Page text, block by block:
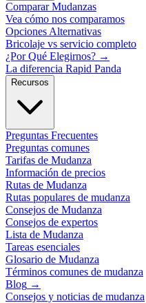
Comparar Mudanzas
Vea cómo nos comparamos
Opciones Alternativas
Bricolaje vs servicio completo
¿Por Qué Elegirnos? →
La diferencia Rapid Panda
Recursos
Preguntas Frecuentes
Preguntas comunes
Tarifas de Mudanza
Información de precios
Rutas de Mudanza
Rutas populares de mudanza
Consejos de Mudanza
Consejos de expertos
Lista de Mudanza
Tareas esenciales
Glosario de Mudanza
Términos comunes de mudanza
Blog →
Consejos y noticias de mudanza